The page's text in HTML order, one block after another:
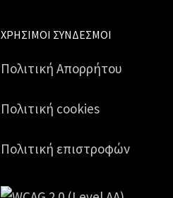
ΧΡΉΣΙΜΟΙ ΣΎΝΔΕΣΜΟΙ
Πολιτική Απορρήτου
Πολιτική cookies
Πολιτική επιστροφών